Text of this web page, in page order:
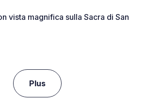
vista magnifica sulla Sacra di San
Plus